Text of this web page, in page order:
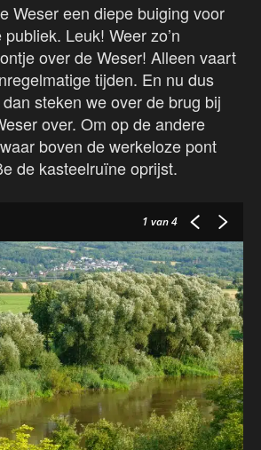
Weser een diepe buiging voor
Leuk! Weer zo’n
over de Weser! Alleen vaart
tijden. En nu dus
steken we over de brug bij
over. Om op de andere
boven de werkeloze pont
de kasteelruïne oprijst.
1 van 4